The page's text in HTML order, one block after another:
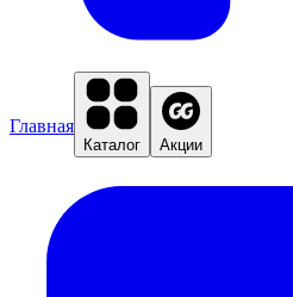
Главная
Каталог Акции